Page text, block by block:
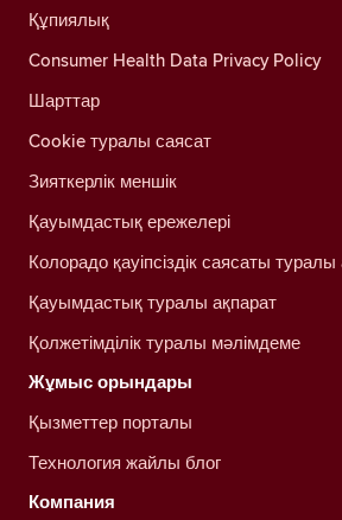
Құпиялық
Consumer Health Data Privacy Policy
Шарттар
Cookie туралы саясат
Зияткерлік меншік
Қауымдастық ережелері
Колорадо қауіпсіздік саясаты туралы
Қауымдастық туралы ақпарат
Қолжетімділік туралы мәлімдеме
Жұмыс орындары
Қызметтер порталы
Технология жайлы блог
Компания